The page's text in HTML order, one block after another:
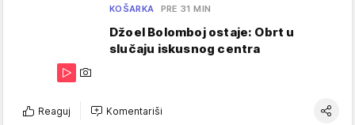
KOŠARKA PRE 31 MIN
Džoel Bolomboj ostaje: Obrt u
slučaju iskusnog centra
Reaguj Komentariši